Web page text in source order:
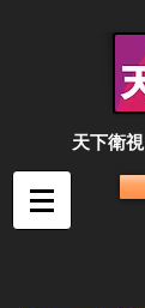
天下衛視